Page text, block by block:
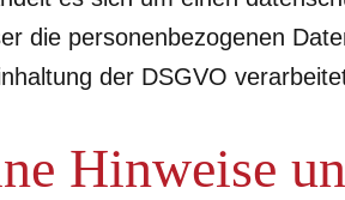
die personenbezogenen
der DSGVO
Hinweise